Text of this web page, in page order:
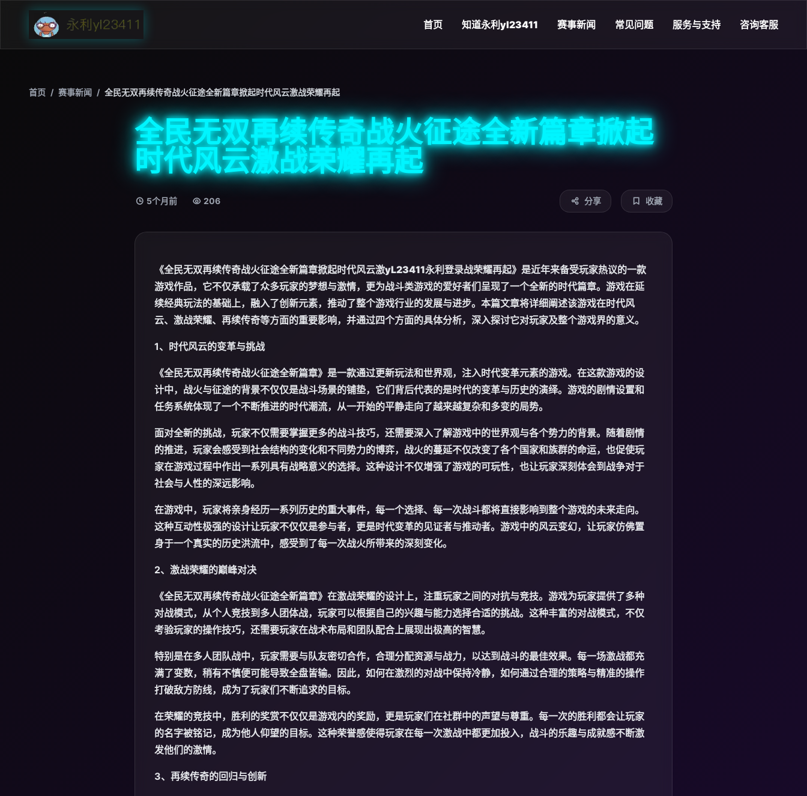
首页 知道永利yl23411 赛事新闻 常见问题 服务与支持 咨询客服
首页 / 赛事新闻 / 全民无双再续传奇战火征途全新篇章掀起时代风云激战荣耀再起
全民无双再续传奇战火征途全新篇章掀起
时代风云激战荣耀再起
5个月前 206 分享 收藏
《全民无双再续传奇战火征途全新篇章掀起时代风云激yL23411永利登录战荣耀再起》是近年来备受玩家热议的一款
游戏作品，它不仅承载了众多玩家的梦想与激情，更为战斗类游戏的爱好者们呈现了一个全新的时代篇章。游戏在延
续经典玩法的基础上，融入了创新元素，推动了整个游戏行业的发展与进步。本篇文章将详细阐述该游戏在时代风
云、激战荣耀、再续传奇等方面的重要影响，并通过四个方面的具体分析，深入探讨它对玩家及整个游戏界的意义。
1、时代风云的变革与挑战
《全民无双再续传奇战火征途全新篇章》是一款通过更新玩法和世界观，注入时代变革元素的游戏。在这款游戏的设
计中，战火与征途的背景不仅仅是战斗场景的铺垫，它们背后代表的是时代的变革与历史的演绎。游戏的剧情设置和
任务系统体现了一个不断推进的时代潮流，从一开始的平静走向了越来越复杂和多变的局势。
面对全新的挑战，玩家不仅需要掌握更多的战斗技巧，还需要深入了解游戏中的世界观与各个势力的背景。随着剧情
的推进，玩家会感受到社会结构的变化和不同势力的博弈，战火的蔓延不仅改变了各个国家和族群的命运，也促使玩
家在游戏过程中作出一系列具有战略意义的选择。这种设计不仅增强了游戏的可玩性，也让玩家深刻体会到战争对于
社会与人性的深远影响。
在游戏中，玩家将亲身经历一系列历史的重大事件，每一个选择、每一次战斗都将直接影响到整个游戏的未来走向。
这种互动性极强的设计让玩家不仅仅是参与者，更是时代变革的见证者与推动者。游戏中的风云变幻，让玩家仿佛置
身于一个真实的历史洪流中，感受到了每一次战火所带来的深刻变化。
2、激战荣耀的巅峰对决
《全民无双再续传奇战火征途全新篇章》在激战荣耀的设计上，注重玩家之间的对抗与竞技。游戏为玩家提供了多种
对战模式，从个人竞技到多人团体战，玩家可以根据自己的兴趣与能力选择合适的挑战。这种丰富的对战模式，不仅
考验玩家的操作技巧，还需要玩家在战术布局和团队配合上展现出极高的智慧。
特别是在多人团队战中，玩家需要与队友密切合作，合理分配资源与战力，以达到战斗的最佳效果。每一场激战都充
满了变数，稍有不慎便可能导致全盘皆输。因此，如何在激烈的对战中保持冷静，如何通过合理的策略与精准的操作
打破敌方防线，成为了玩家们不断追求的目标。
在荣耀的竞技中，胜利的奖赏不仅仅是游戏内的奖励，更是玩家们在社群中的声望与尊重。每一次的胜利都会让玩家
的名字被铭记，成为他人仰望的目标。这种荣誉感使得玩家在每一次激战中都更加投入，战斗的乐趣与成就感不断激
发他们的激情。
3、再续传奇的回归与创新